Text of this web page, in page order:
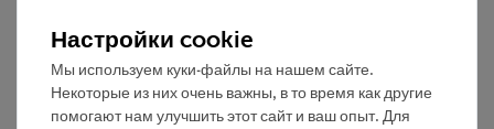
Зажимной винт: сталь/пластиковая
Диапазон зажима: для круглых
стержней: 4....12 мм. для квадратных
Настройки cookie
Мы используем куки-файлы на нашем сайте.
Некоторые из них очень важны, в то время как другие
помогают нам улучшить этот сайт и ваш опыт. Для